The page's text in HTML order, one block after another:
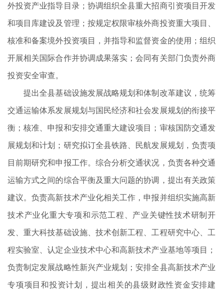
外投资产业指导目录；协调组织全县重大招商引资项目开发
和项目库建设及管理；按规定权限审核外商投资重大项目、
核准和备案境外投资项目，并指导和监督资金的使用；组织
开展相关国际合作并协调成果落实；会同有关部门负责外商
投资安全审查。
提出全县基础设施发展战略规划和体制改革建议，统筹
交通运输体系发展规划与国民经济和社会发展规划的衔接平
衡；核准、申报和安排交通重大建设项目；审核国防交通发
展规划和计划；研究拟订全县铁路、民航发展规划，负责项
目前期研究和申报工作。综合分析交通状况，负责各种交通
运输方式之间的综合平衡及重大问题的协调，提出有关政策
建议。负责高新技术产业化相关工作，申报并组织实施高新
技术产业化重大专项和示范工程、产业关键性技术研制开
发、重大科技基础设施、技术创新工程、工程研究中心、工
程实验室、认定企业技术中心和高新技术产业基地等项目；
负责制定发展战略性新兴产业规划；安排全县高新技术产业
专项项目和投资计划，提出相关的县级财政性资金安排建